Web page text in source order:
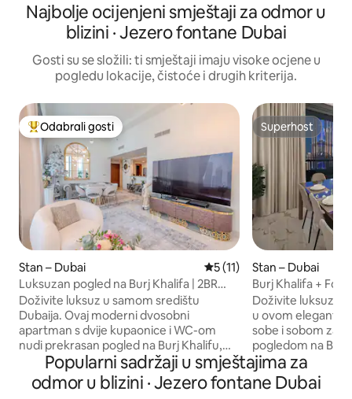
Najbolje ocijenjeni smještaji za odmor u
blizini · Jezero fontane Dubai
Gosti su se složili: ti smještaji imaju visoke ocjene u
pogledu lokacije, čistoće i drugih kriterija.
Među najviše rangiranima s oznakom „Odabrali gosti”
Odabrali gosti
Stan – Dubai Prosječna ocjena: 5/5,
5 (11)
Luksuzan pogled na Burj Khalifa | 2BR
Burj Vista
Doživite luksuz u samom središtu
Dubaija. Ovaj moderni dvosobni
apartman s dvije kupaonice i WC-om
nudi prekrasan pogled na Burj Khalifu,
elegantan interijer i prozore od poda do
stropa. Do trgovačkog centra Dubai Mall
i fontane možete doći žičarom, a nakon
Superhost
Superhost
Stan – Dubai
Burj Khalifa +
pogled |Vista Luxe
Doživite luksuzni
u ovom
sobe i sobom za
pogledom na
balkonom s
Ovom
Vacation, a ona
Popularni sadržaji u smještajima za
odmor u blizini · Jezero fontane Dubai